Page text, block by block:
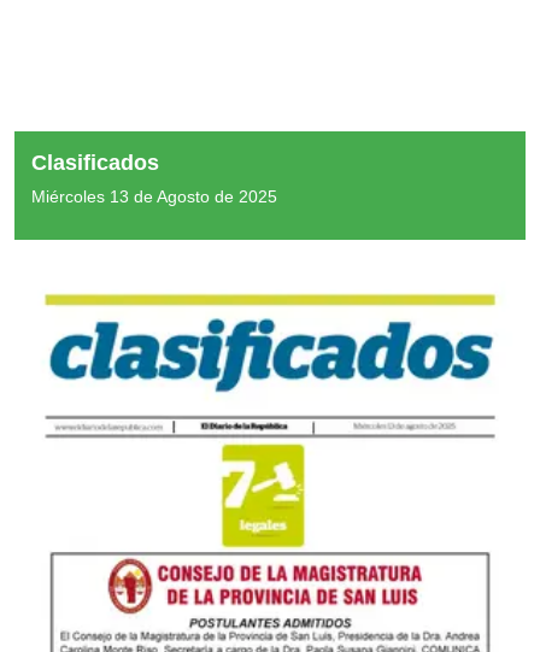
Clasificados
Miércoles 13 de Agosto de 2025